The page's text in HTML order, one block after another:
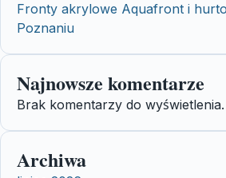
Fronty akrylowe Aquafront i
Poznaniu
Najnowsze komentarze
Brak komentarzy do wyświetlenia.
Archiwa